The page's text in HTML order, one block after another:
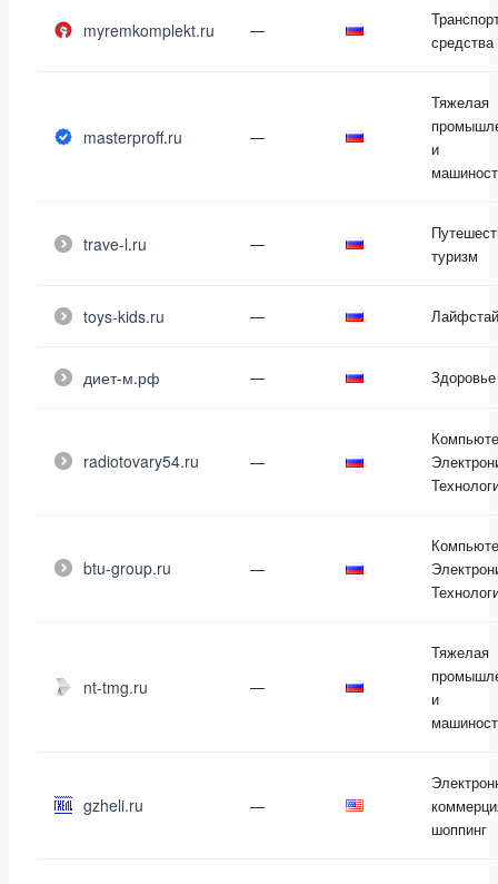
myremkomplekt.ru —
средства
masterproff.ru —
Тяжелая
и
trave-l.ru —
туризм
toys-kids.ru —
диет-м.рф — Здоровье
radiotovary54.ru —
btu-group.ru —
nt-tmg.ru —
Тяжелая
и
gzheli.ru —
шоппинг